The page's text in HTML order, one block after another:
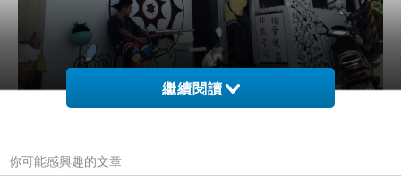
繼續閱讀
你可能感興趣的文章